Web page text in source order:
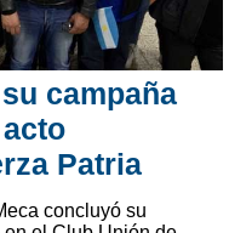
campaña
Patria
concluyó su